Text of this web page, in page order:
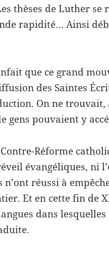
thèses de Luther
rapidité… Ainsi
que ce grand
des Saintes
On ne trouvait,
gens pouvaient y
Réforme
évangéliques, ni
n’ont réussi à
Et en cette fin de
dans